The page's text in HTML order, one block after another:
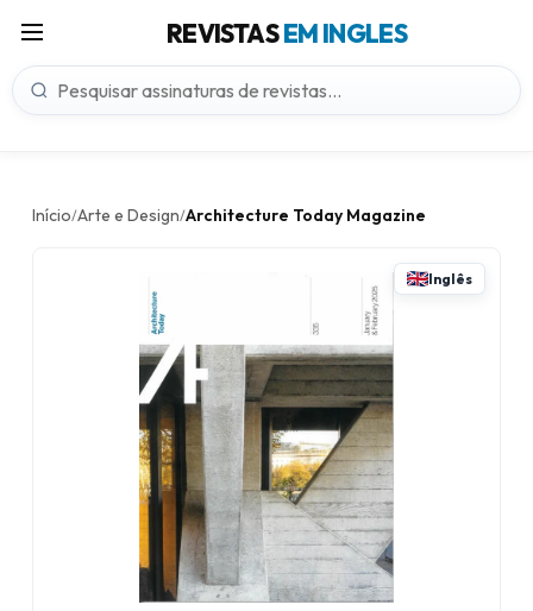
REVISTASEM INGLES
Início/Arte e Design/Architecture Today Magazine
Inglês